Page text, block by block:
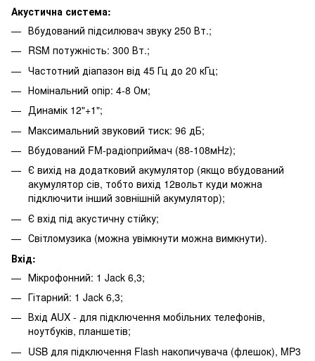
Акустична система:
Вбудований підсилювач звуку 250 Вт.;
RSM потужність: 300 Вт.;
Частотний діапазон від 45 Гц до 20 кГц;
Номінальний опір: 4-8 Ом;
Динамік 12"+1";
Максимальний звуковий тиск: 96 дБ;
Вбудований FM-радіоприймач (88-108мHz);
Є вихід на додатковий акумулятор (якщо вбудований
акумулятор сів, тобто вихід 12вольт куди можна
підключити інший зовнішній акумулятор);
Є вхід під акустичну стійку;
Світломузика (можна увімкнути можна вимкнути).
Вхід:
Мікрофонний: 1 Jack 6,3;
Гітарний: 1 Jack 6,3;
Вхід AUX - для підключення мобільних телефонів,
ноутбуків, планшетів;
USB для підключення Flash накопичувача (флешок), MP3